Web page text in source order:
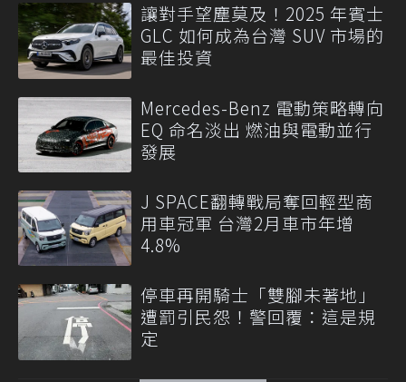
讓對手望塵莫及！2025 年賓士
GLC 如何成為台灣 SUV 市場的
最佳投資
Mercedes-Benz 電動策略轉向
EQ 命名淡出 燃油與電動並行
發展
J SPACE翻轉戰局奪回輕型商
用車冠軍 台灣2月車市年增
4.8%
停車再開騎士「雙腳未著地」
遭罰引民怨！警回覆：這是規
定